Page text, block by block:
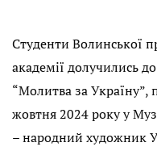
Студенти Волинської
академії долучились
“Молитва за Україну”,
жовтня 2024 року у
– народний художник